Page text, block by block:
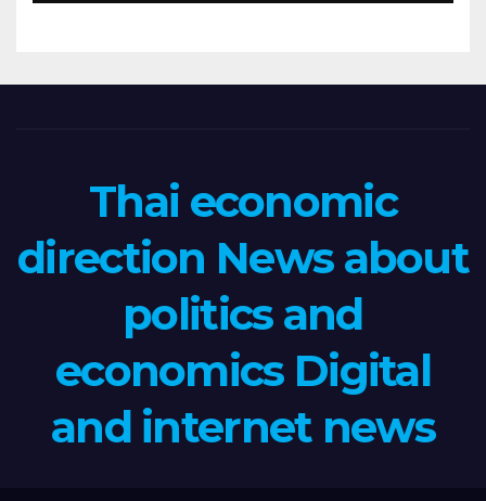
Thai economic
direction News about
politics and
economics Digital
and internet news